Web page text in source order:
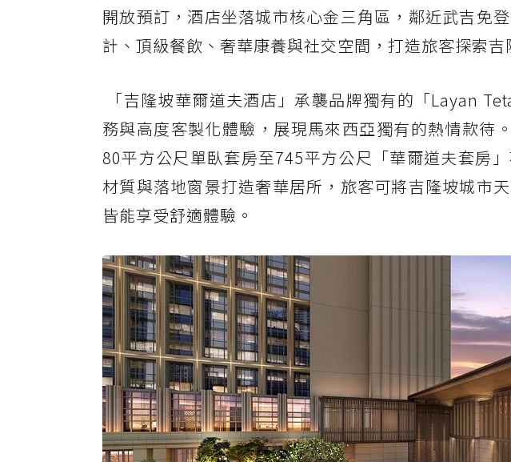
開放預訂，酒店坐落城市核心金三角區，鄰近武吉免
計、頂級餐飲、奢華康養與社交空間，打造旅客探索吉
「吉隆坡華爾道夫酒店」承襲品牌獨有的「Layan
務與高度客製化體驗，展現馬來西亞獨有的熱情款待
80平方公尺單臥套房至745平方公尺「華爾道夫套房
材質與落地窗景打造奢華居所，旅客可將吉隆坡城市
皆能享受舒適體驗。